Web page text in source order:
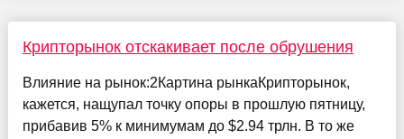
Крипторынок отскакивает после обрушения
Влияние на рынок:2Картина рынкаКрипторынок,
кажется, нащупал точку опоры в прошлую пятницу,
прибавив 5% к минимумам до $2.94 трлн. В то же